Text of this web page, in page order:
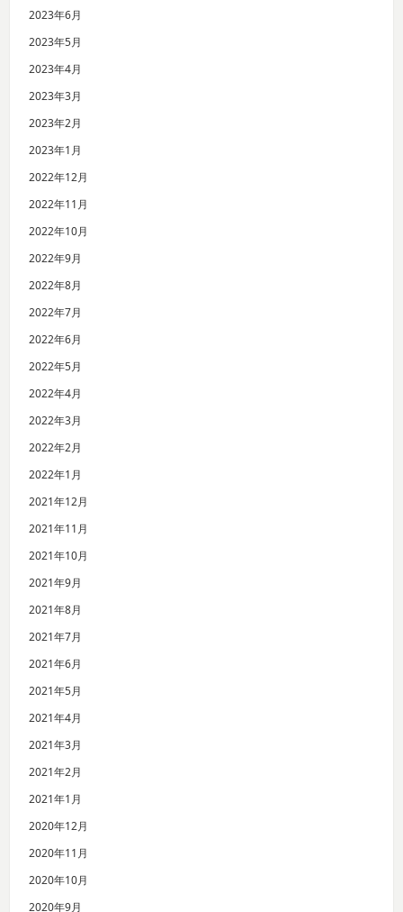
2023年6月
2023年5月
2023年4月
2023年3月
2023年2月
2023年1月
2022年12月
2022年11月
2022年10月
2022年9月
2022年8月
2022年7月
2022年6月
2022年5月
2022年4月
2022年3月
2022年2月
2022年1月
2021年12月
2021年11月
2021年10月
2021年9月
2021年8月
2021年7月
2021年6月
2021年5月
2021年4月
2021年3月
2021年2月
2021年1月
2020年12月
2020年11月
2020年10月
2020年9月